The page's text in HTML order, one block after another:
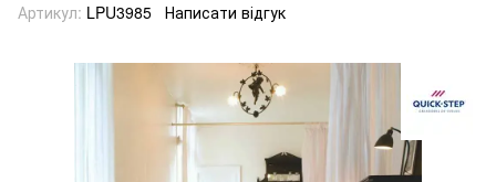
Артикул: LPU3985 Написати відгук